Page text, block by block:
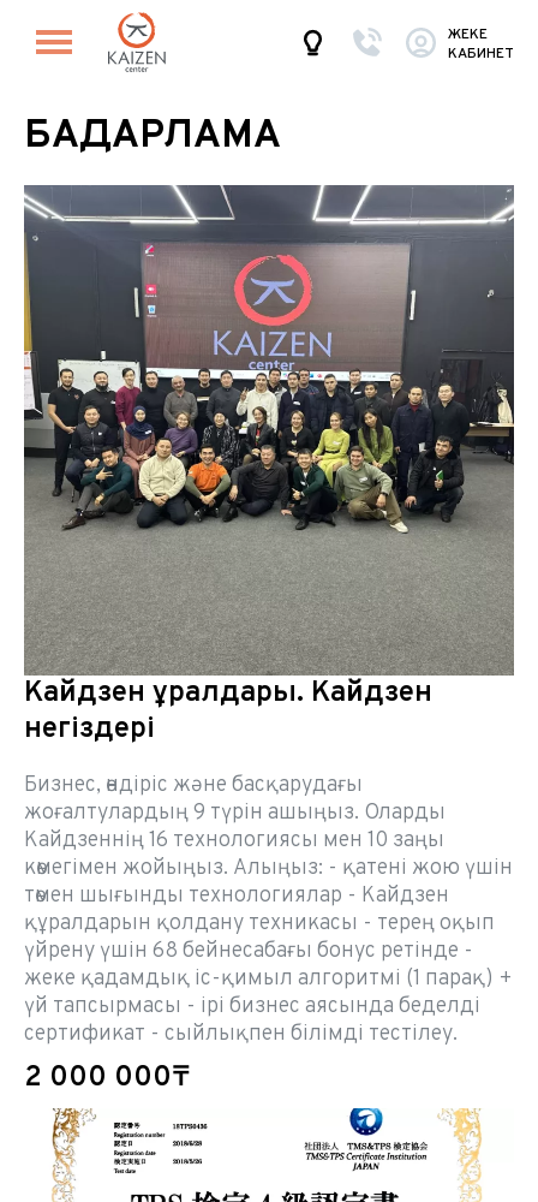
ЖЕКЕ
КАБИНЕТ
БАҒДАРЛАМА
Кайдзен құралдары. Кайдзен
негіздері
Бизнес, өндіріс және басқарудағы
жоғалтулардың 9 түрін ашыңыз. Оларды
Кайдзеннің 16 технологиясы мен 10 заңы
көмегімен жойыңыз. Алыңыз: - қатені жою үшін
төмен шығынды технологиялар - Кайдзен
құралдарын қолдану техникасы - терең оқып
үйрену үшін 68 бейнесабағы бонус ретінде -
жеке қадамдық іс-қимыл алгоритмі (1 парақ) +
үй тапсырмасы - ірі бизнес аясында беделді
сертификат - сыйлықпен білімді тестілеу.
2 000 000₸